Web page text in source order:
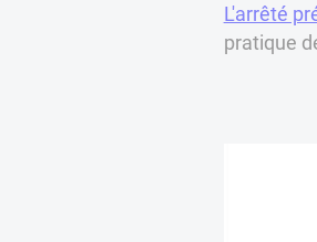
L'arrêté
pratique